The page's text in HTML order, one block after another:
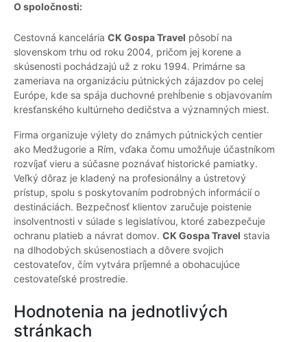
O spoločnosti:
Cestovná kancelária CK Gospa Travel pôsobí na
slovenskom trhu od roku 2004, pričom jej korene a
skúsenosti pochádzajú už z roku 1994. Primárne sa
zameriava na organizáciu pútnických zájazdov po celej
Európe, kde sa spája duchovné prehĺbenie s objavovaním
kresťanského kultúrneho dedičstva a významných miest.
Firma organizuje výlety do známych pútnických centier
ako Medžugorie a Rím, vďaka čomu umožňuje účastníkom
rozvíjať vieru a súčasne poznávať historické pamiatky.
Veľký dôraz je kladený na profesionálny a ústretový
prístup, spolu s poskytovaním podrobných informácií o
destináciách. Bezpečnosť klientov zaručuje poistenie
insolventnosti v súlade s legislatívou, ktoré zabezpečuje
ochranu platieb a návrat domov. CK Gospa Travel stavia
na dlhodobých skúsenostiach a dôvere svojich
cestovateľov, čím vytvára príjemné a obohacujúce
cestovateľské prostredie.
Hodnotenia na jednotlivých
stránkach